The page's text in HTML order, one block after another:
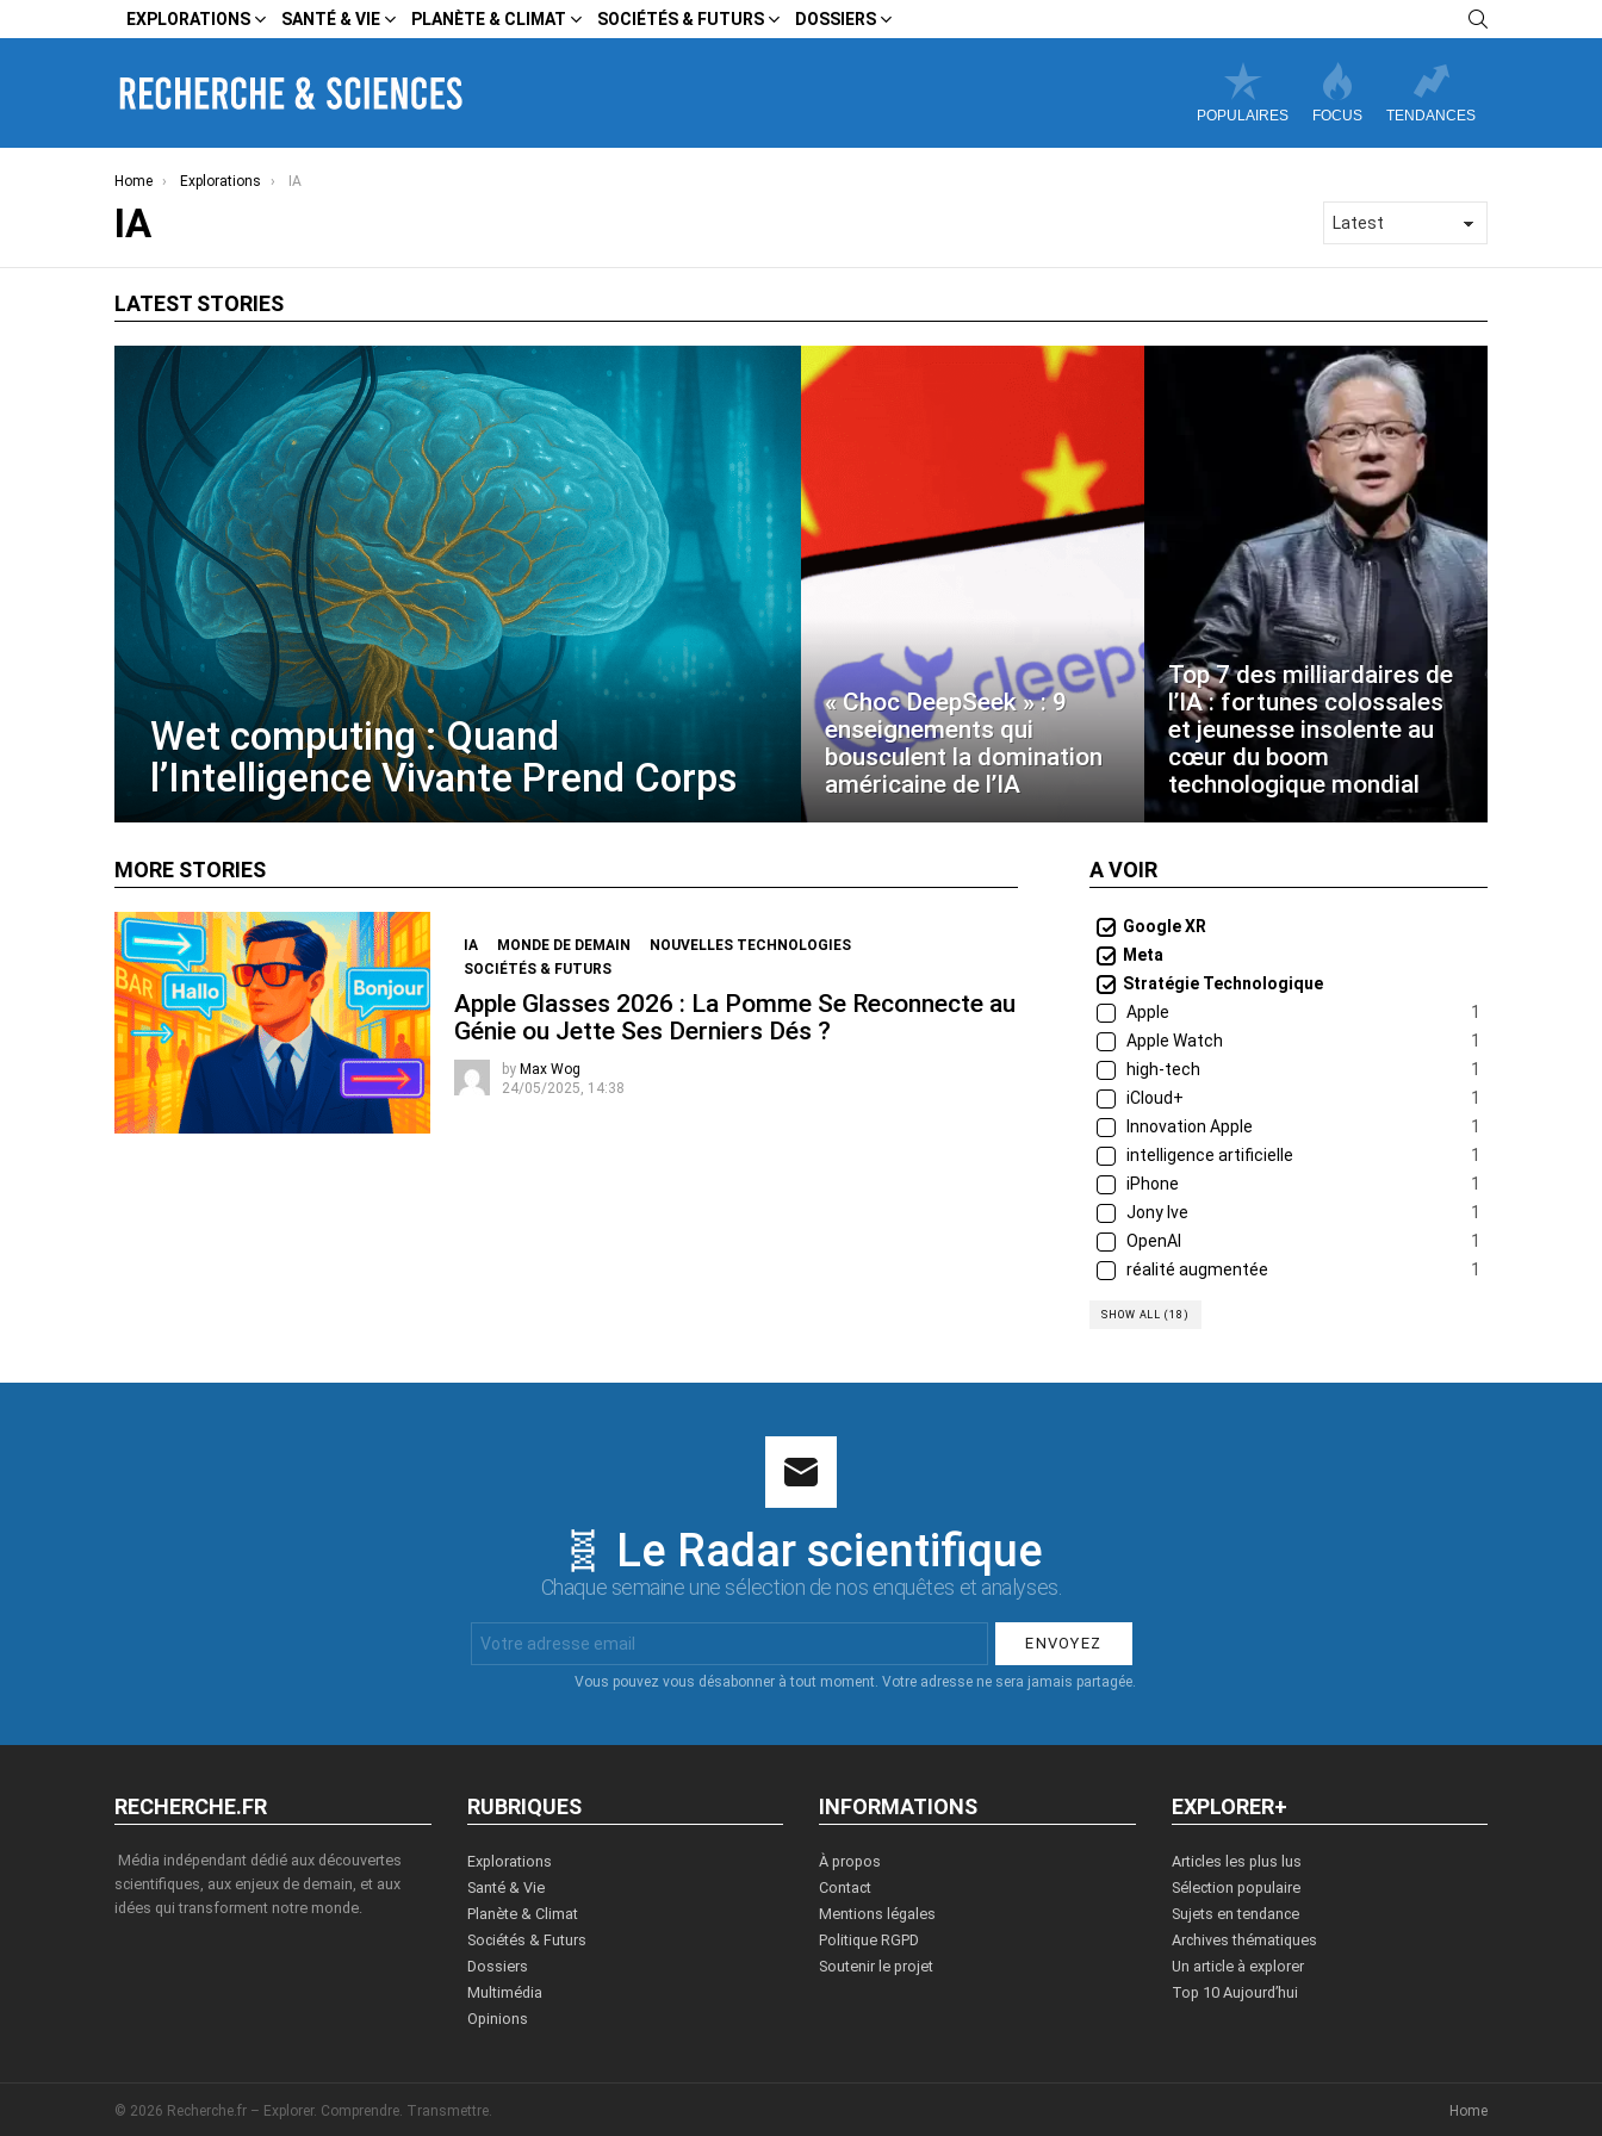
EXPLORATIONS SANTÉ & VIE PLANÈTE & CLIMAT SOCIÉTÉS & FUTURS DOSSIERS
POPULAIRES FOCUS TENDANCES
You are here:
Home Explorations IA
IA
LATEST STORIES
Wet computing : Quand
l’Intelligence Vivante Prend Corps
« Choc DeepSeek » : 9
enseignements qui
bousculent la domination
américaine de l’IA
Top 7 des milliardaires de
l’IA : fortunes colossales
et jeunesse insolente au
cœur du boom
technologique mondial
MORE STORIES
IA MONDE DE DEMAIN
NOUVELLES TECHNOLOGIES
SOCIÉTÉS & FUTURS
Apple Glasses 2026 : La Pomme Se Reconnecte au
Génie ou Jette Ses Derniers Dés ?
by Max Wog
24/05/2025, 14:38
A VOIR
Google XR
Meta
Stratégie Technologique
Apple
1
Apple Watch
1
high-tech
1
iCloud+
1
Innovation Apple
1
intelligence artificielle
1
iPhone
1
Jony Ive
1
OpenAI
1
réalité augmentée
1
SHOW ALL (18)
🧬 Le Radar scientifique
Chaque semaine une sélection de nos enquêtes et analyses.
Email
:
Vous pouvez vous désabonner à tout moment. Votre adresse ne sera jamais partagée.
RECHERCHE.FR
Média indépendant dédié aux découvertes
scientifiques, aux enjeux de demain, et aux
idées qui transforment notre monde.
RUBRIQUES
Explorations
Santé & Vie
Planète & Climat
Sociétés & Futurs
Dossiers
Multimédia
Opinions
INFORMATIONS
À propos
Contact
Mentions légales
Politique RGPD
Soutenir le projet
EXPLORER+
Articles les plus lus
Sélection populaire
Sujets en tendance
Archives thématiques
Un article à explorer
Top 10 Aujourd’hui
© 2026 Recherche.fr – Explorer. Comprendre. Transmettre. Home